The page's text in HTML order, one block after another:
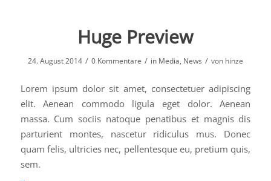
Huge Preview
24. August 2014 / 0 Kommentare / in Media, News / von hinze
Lorem ipsum dolor sit amet, consectetuer adipiscing
elit. Aenean commodo ligula eget dolor. Aenean
massa. Cum sociis natoque penatibus et magnis dis
parturient montes, nascetur ridiculus mus. Donec
quam felis, ultricies nec, pellentesque eu, pretium quis,
sem.